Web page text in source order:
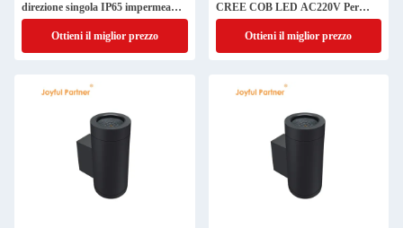
direzione singola IP65 impermeabile
per corridoio balcone
Ottieni il miglior prezzo
CREE COB LED AC220V Per
porta del garage della casa
Ottieni il miglior prezzo